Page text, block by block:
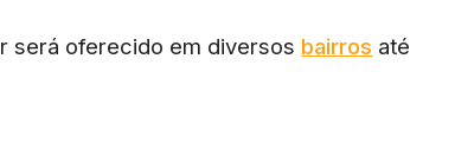
será oferecido em diversos bairros até